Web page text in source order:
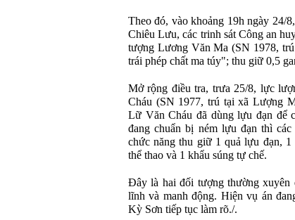
Theo đó, vào khoảng 19h ngày 24/
Chiêu Lưu, các trinh sát Công an
tượng Lương Văn Ma (SN 1978,
trái phép chất ma túy"; thu giữ 0,5
Mở rộng điều tra, trưa 25/8, lực
Cháu (SN 1977, trú tại xã Lượng
Lữ Văn Cháu đã dùng lựu đạn để
đang chuẩn bị ném lựu đạn thì
chức năng thu giữ 1 quả lựu đạn,
thể thao và 1 khẩu súng tự chế.
Đây là hai đối tượng thường xuyên
lĩnh và manh động. Hiện vụ án
Kỳ Sơn tiếp tục làm rõ./.